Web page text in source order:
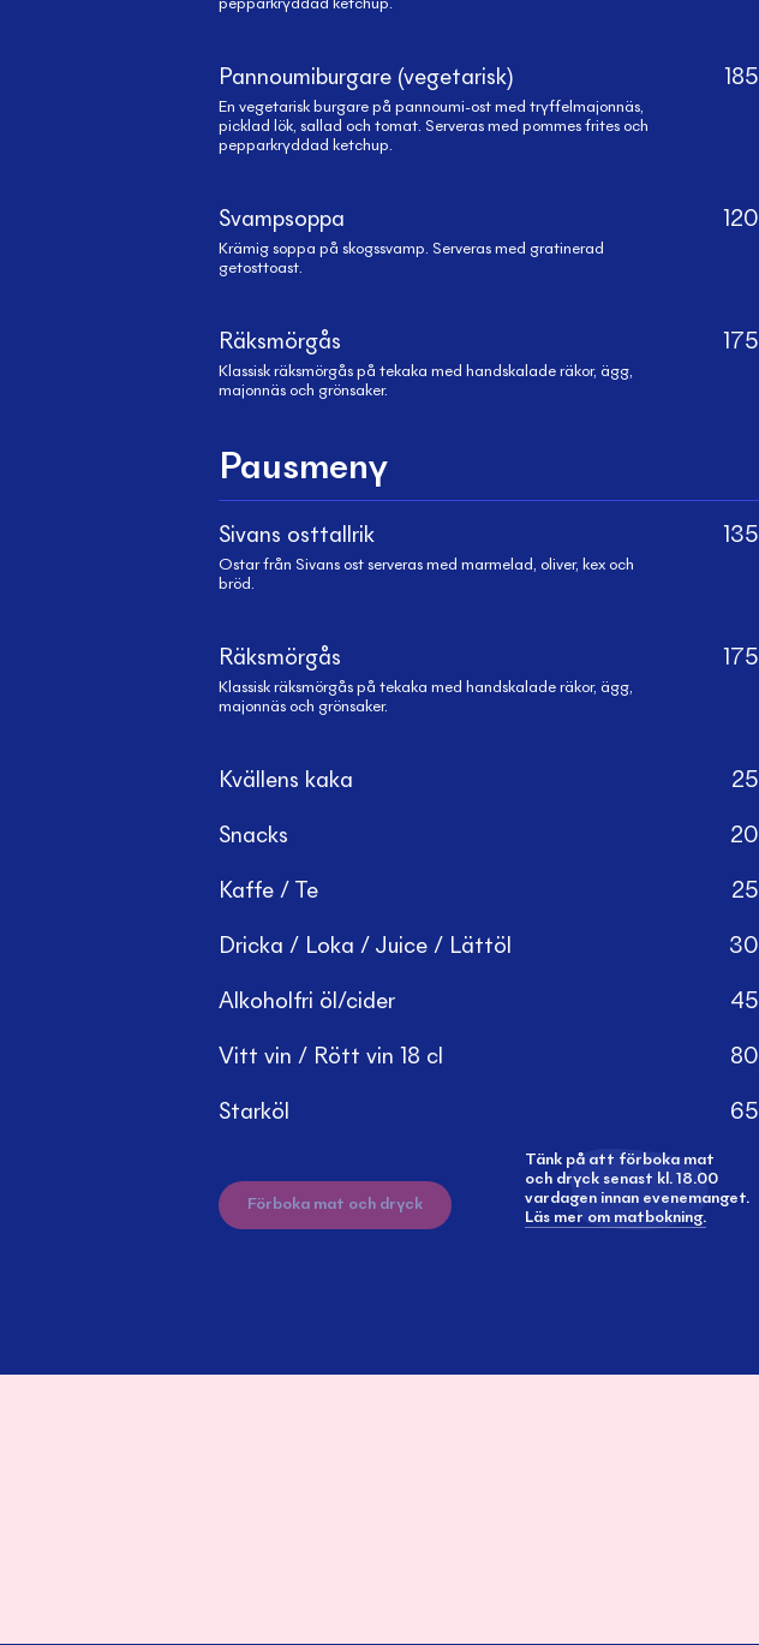
pepparkryddad ketchup.
Pannoumiburgare (vegetarisk) 185
En vegetarisk burgare på pannoumi-ost med tryffelmajonnäs,
picklad lök, sallad och tomat. Serveras med pommes frites och
pepparkryddad ketchup.
Svampsoppa 120
Krämig soppa på skogssvamp. Serveras med gratinerad
getosttoast.
Räksmörgås 175
Klassisk räksmörgås på tekaka med handskalade räkor, ägg,
majonnäs och grönsaker.
Pausmeny
Sivans osttallrik 135
Ostar från Sivans ost serveras med marmelad, oliver, kex och
bröd.
Räksmörgås 175
Klassisk räksmörgås på tekaka med handskalade räkor, ägg,
majonnäs och grönsaker.
Kvällens kaka 25
Snacks 20
Kaffe / Te 25
Dricka / Loka / Juice / Lättöl 30
Alkoholfri öl/cider 45
Vitt vin / Rött vin 18 cl 80
Starköl 65
Förboka mat och dryck
Tänk på att förboka mat
och dryck senast kl. 18.00
vardagen innan evenemanget.
Läs mer om matbokning.